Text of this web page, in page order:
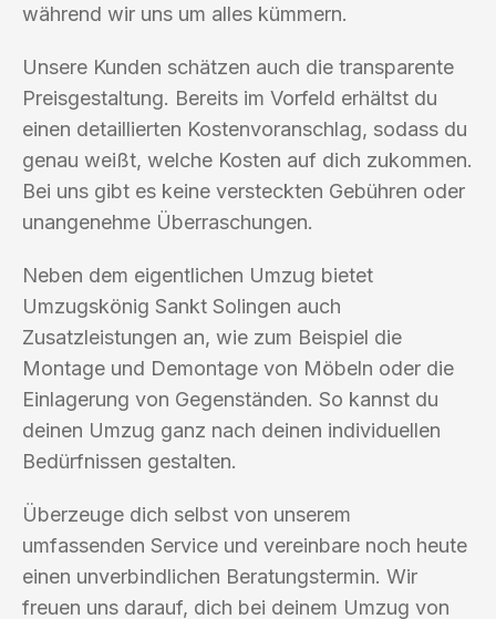
während wir uns um alles kümmern.
Unsere Kunden schätzen auch die transparente
Preisgestaltung. Bereits im Vorfeld erhältst du
einen detaillierten Kostenvoranschlag, sodass du
genau weißt, welche Kosten auf dich zukommen.
Bei uns gibt es keine versteckten Gebühren oder
unangenehme Überraschungen.
Neben dem eigentlichen Umzug bietet
Umzugskönig Sankt Solingen auch
Zusatzleistungen an, wie zum Beispiel die
Montage und Demontage von Möbeln oder die
Einlagerung von Gegenständen. So kannst du
deinen Umzug ganz nach deinen individuellen
Bedürfnissen gestalten.
Überzeuge dich selbst von unserem
umfassenden Service und vereinbare noch heute
einen unverbindlichen Beratungstermin. Wir
freuen uns darauf, dich bei deinem Umzug von